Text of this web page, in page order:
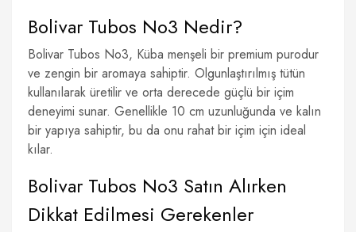
Bolivar Tubos No3 Nedir?
Bolivar Tubos No3, Küba menşeli bir premium purodur
ve zengin bir aromaya sahiptir. Olgunlaştırılmış tütün
kullanılarak üretilir ve orta derecede güçlü bir içim
deneyimi sunar. Genellikle 10 cm uzunluğunda ve kalın
bir yapıya sahiptir, bu da onu rahat bir içim için ideal
kılar.
Bolivar Tubos No3 Satın Alırken
Dikkat Edilmesi Gerekenler